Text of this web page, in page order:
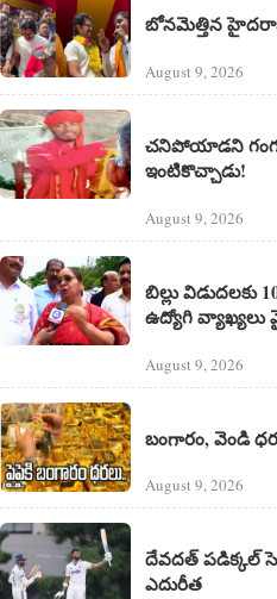
బోనమెత్తిన
August 9, 2026
చనిపోయాడని
ఇంటికొచ్చాడు!
August 9, 2026
బిల్లు విడుదలకు
ఉద్యోగి వ్యాఖ్యలు
August 9, 2026
బంగారం, వెండి
August 9, 2026
దేవదత్ పడిక్కల్‌
ఎదురీత